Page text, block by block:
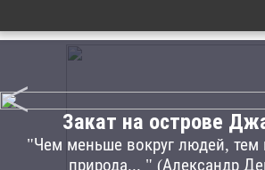
< Закат на острове
"Чем меньше вокруг людей, тем
природа... " (Александр